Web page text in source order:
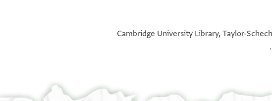
Cambridge University Library, Taylor-